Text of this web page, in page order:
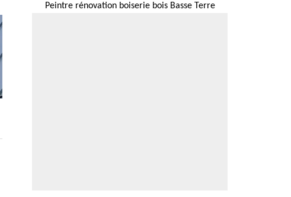
Peintre rénovation boiserie bois Basse Terre